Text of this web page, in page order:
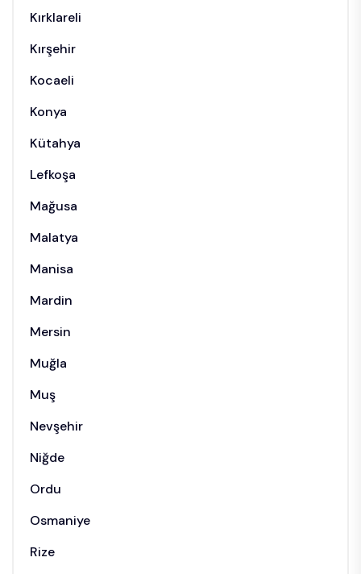
Kırklareli
Kırşehir
Kocaeli
Konya
Kütahya
Lefkoşa
Mağusa
Malatya
Manisa
Mardin
Mersin
Muğla
Muş
Nevşehir
Niğde
Ordu
Osmaniye
Rize